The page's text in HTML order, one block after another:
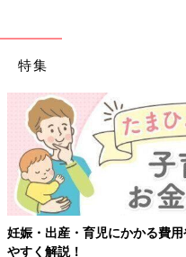
特集
もらえる補助金・助成金をわ